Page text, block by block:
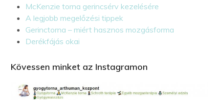
McKenzie torna gerincsérv kezelésére
A legjobb megelőzési tippek
Gerinctorna – miért hasznos mozgásforma
Derékfájás okai
Kövessen minket az Instagramon